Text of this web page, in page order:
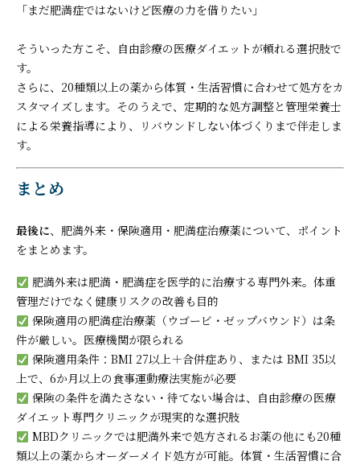
「まだ肥満症ではないけど医療の力を借りたい」
そういった方こそ、自由診療の医療ダイエットが頼れる選択肢で
す。
さらに、20種類以上の薬から体質・生活習慣に合わせて処方をカ
スタマイズします。そのうえで、定期的な処方調整と管理栄養士
による栄養指導により、リバウンドしない体づくりまで伴走しま
す。
まとめ
最後に、肥満外来・保険適用・肥満症治療薬について、ポイント
をまとめます。
肥満外来は肥満・肥満症を医学的に治療する専門外来。体重
管理だけでなく健康リスクの改善も目的
保険適用の肥満症治療薬（ウゴービ・ゼップバウンド）は条
件が厳しい。医療機関が限られる
保険適用条件：BMI 27以上＋合併症あり、または BMI 35以
上で、6か月以上の食事運動療法実施が必要
保険の条件を満たさない・待てない場合は、自由診療の医療
ダイエット専門クリニックが現実的な選択肢
MBDクリニックでは肥満外来で処方されるお薬の他にも20種
類以上の薬からオーダーメイド処方が可能。体質・生活習慣に合